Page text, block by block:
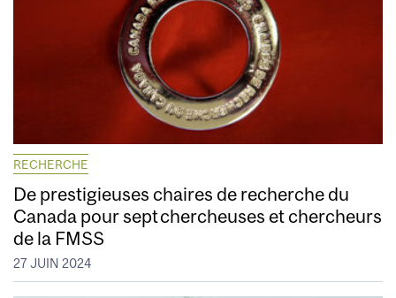
RECHERCHE
De prestigieuses chaires de recherche du
Canada pour sept chercheuses et chercheurs
de la FMSS
27 JUIN 2024